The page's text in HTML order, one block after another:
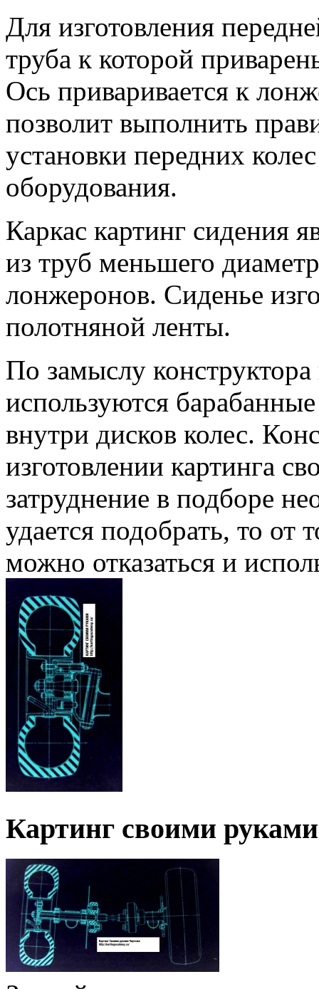
Для изготовления
труба к которой
Ось приваривается к
позволит выполнить
установки передних
оборудования.
Каркас картинг сидения
из труб меньшего
лонжеронов. Сиденье
полотняной ленты.
По замыслу
используются
внутри дисков колес.
изготовлении картинга
затруднение в подборе
удается подобрать, то от
можно отказаться и
Картинг своими